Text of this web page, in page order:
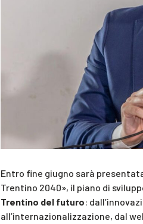
Entro fine giugno sarà
Trentino 2040», il piano di
Trentino del futuro:
all’internazionalizzazione, dal